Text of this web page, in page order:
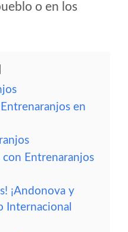
o en los
en
Entrenaranjos
¡Andonova y
Internacional